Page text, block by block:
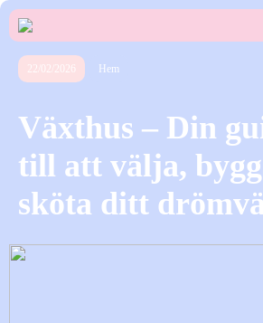
22/02/2026 Hem
Växthus – Din
till att välja,
sköta ditt